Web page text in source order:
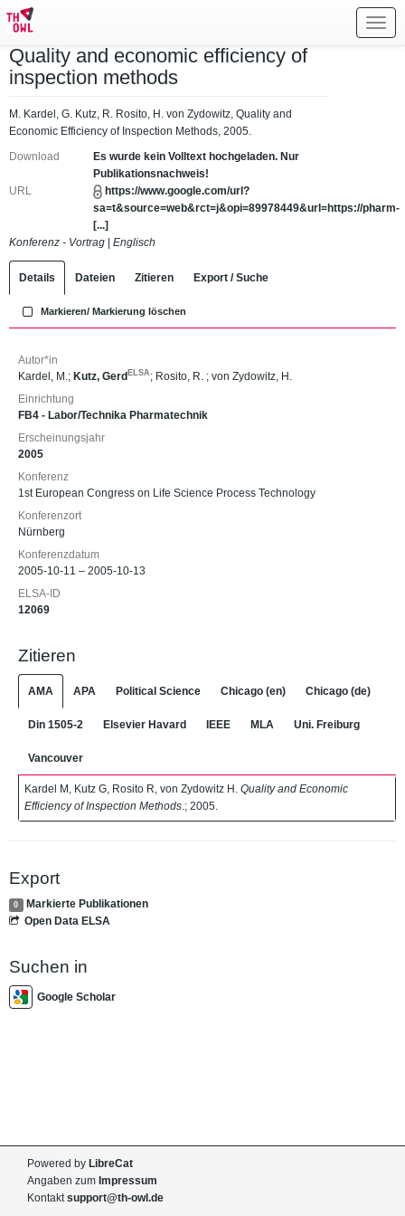
Quality and economic efficiency of
inspection methods
M. Kardel, G. Kutz, R. Rosito, H. von Zydowitz, Quality and
Economic Efficiency of Inspection Methods, 2005.
Download
Es wurde kein Volltext hochgeladen. Nur
Publikationsnachweis!
URL
https://www.google.com/url?
sa=t&source=web&rct=j&opi=89978449&url=https://pharm-
[...]
Konferenz - Vortrag
Englisch
Details Dateien Zitieren Export / Suche
Markieren/ Markierung löschen
Autor*in
Kardel, M.; Kutz, Gerd ELSA ; Rosito, R. ; von Zydowitz, H.
Einrichtung
FB4 - Labor/Technika Pharmatechnik
Erscheinungsjahr
2005
Konferenz
1st European Congress on Life Science Process Technology
Konferenzort
Nürnberg
Konferenzdatum
2005-10-11 – 2005-10-13
ELSA-ID
12069
Zitieren
AMA APA Political Science Chicago (en) Chicago (de)
Din 1505-2 Elsevier Havard IEEE MLA Uni. Freiburg
Vancouver
Kardel M, Kutz G, Rosito R, von Zydowitz H. Quality and Economic
Efficiency of Inspection Methods .; 2005.
Export
0
Markierte Publikationen
Open Data ELSA
Suchen in
Google Scholar
Powered by LibreCat
Angaben zum Impressum
Kontaktsupport@th-owl.de